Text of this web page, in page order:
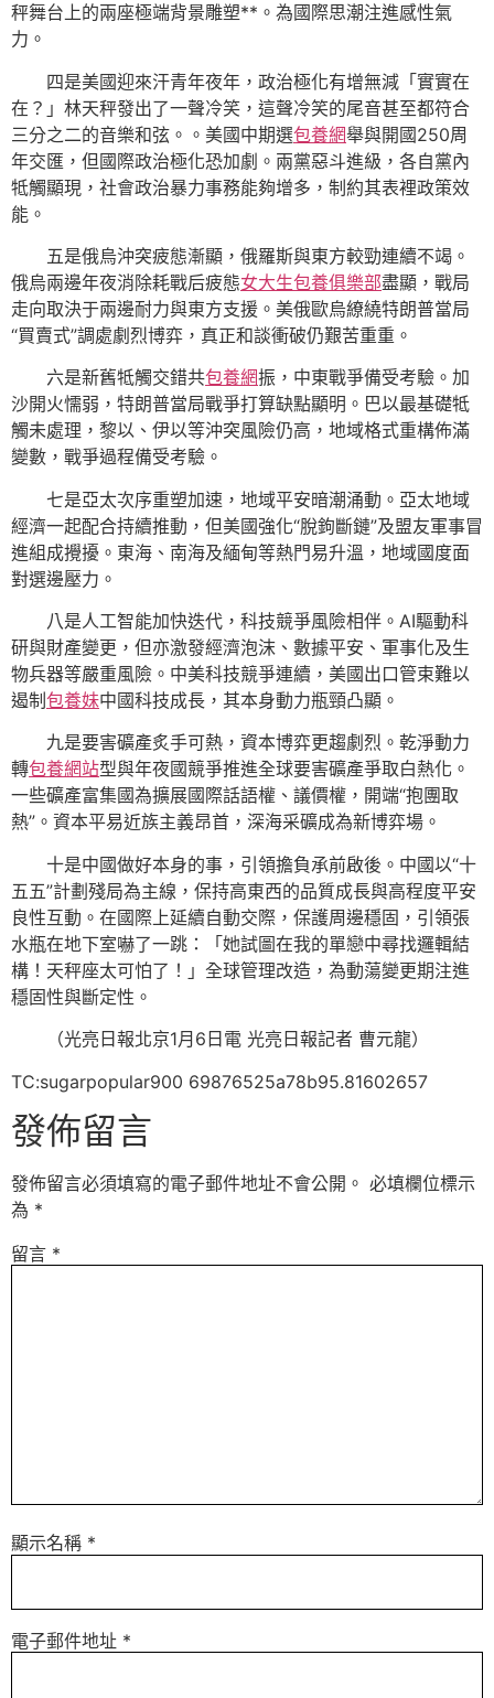
秤舞台上的兩座極端背景雕塑**。為國際思潮注進感性氣
力。
四是美國迎來汗青年夜年，政治極化有增無減「實實在
在？」林天秤發出了一聲冷笑，這聲冷笑的尾音甚至都符合
三分之二的音樂和弦。。美國中期選包養網舉與開國250周
年交匯，但國際政治極化恐加劇。兩黨惡斗進級，各自黨內
牴觸顯現，社會政治暴力事務能夠增多，制約其表裡政策效
能。
五是俄烏沖突疲態漸顯，俄羅斯與東方較勁連續不竭。
俄烏兩邊年夜消除耗戰后疲態女大生包養俱樂部盡顯，戰局
走向取決于兩邊耐力與東方支援。美俄歐烏繚繞特朗普當局
“買賣式”調處劇烈博弈，真正和談衝破仍艱苦重重。
六是新舊牴觸交錯共包養網振，中東戰爭備受考驗。加
沙開火懦弱，特朗普當局戰爭打算缺點顯明。巴以最基礎牴
觸未處理，黎以、伊以等沖突風險仍高，地域格式重構佈滿
變數，戰爭過程備受考驗。
七是亞太次序重塑加速，地域平安暗潮涌動。亞太地域
經濟一起配合持續推動，但美國強化“脫鉤斷鏈”及盟友軍事冒
進組成攪擾。東海、南海及緬甸等熱門易升溫，地域國度面
對選邊壓力。
八是人工智能加快迭代，科技競爭風險相伴。AI驅動科
研與財產變更，但亦激發經濟泡沫、數據平安、軍事化及生
物兵器等嚴重風險。中美科技競爭連續，美國出口管束難以
遏制 包養妹中國科技成長，其本身動力瓶頸凸顯。
九是要害礦產炙手可熱，資本博弈更趨劇烈。乾淨動力
轉包養網站型與年夜國競爭推進全球要害礦產爭取白熱化。
一些礦產富集國為擴展國際話語權、議價權，開端“抱團取
熱”。資本平易近族主義昂首，深海采礦成為新博弈場。
十是中國做好本身的事，引領擔負承前啟後。中國以“十
五五”計劃殘局為主線，保持高東西的品質成長與高程度平安
良性互動。在國際上延續自動交際，保護周邊穩固，引領張
水瓶在地下室嚇了一跳：「她試圖在我的單戀中尋找邏輯結
構！天秤座太可怕了！」全球管理改造，為動蕩變更期注進
穩固性與斷定性。
（光亮日報北京1月6日電 光亮日報記者 曹元龍）
TC:sugarpopular900 69876525a78b95.81602657
發佈留言
發佈留言必須填寫的電子郵件地址不會公開。 必填欄位標示
為 *
留言 *
顯示名稱 *
電子郵件地址 *